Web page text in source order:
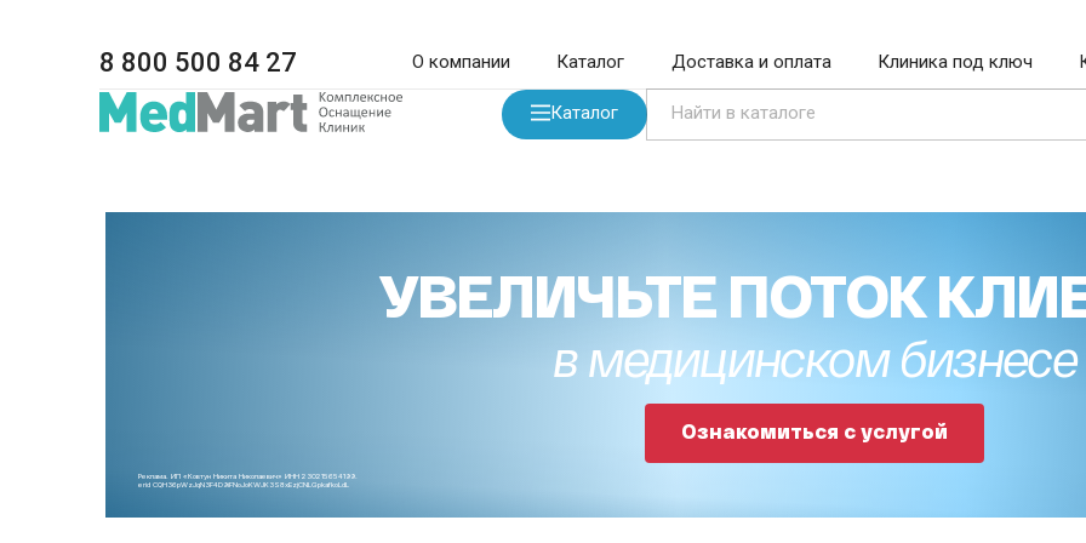
8 800 500 84 27 О компании Каталог Доставка и оплата Клиника под ключ
Каталог
УВЕЛИЧЬТЕ ПОТОК
в медицинском бизнесе
Ознакомиться с услугой
Реклама. ИП «Ковтун Никита Николаевич» ИНН 230215654199.
erid CQH36pWzJqN3F4D9iFNoJoKWJK3S8xEzjCNLGpkafkoLdL